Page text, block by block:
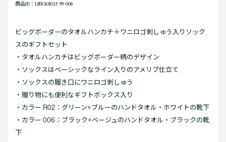
商品ID：LNRA01GIJ-99-006
ビッグボーダーのタオルハンカチ＋ワニロゴ刺しゅう入りソック
スのギフトセット
・タオルハンカチはビッグボーダー柄のデザイン
・ソックスはベーシックなライン入りのアメリブ仕立て
・ソックスの履き口にワニロゴ刺しゅう
・贈り物にも便利なギフトボックス入り
・カラー R02：グリーン×ブルーのハンドタオル・ホワイトの靴下
・カラー 006：ブラック×ベージュのハンドタオル・ブラックの靴
下